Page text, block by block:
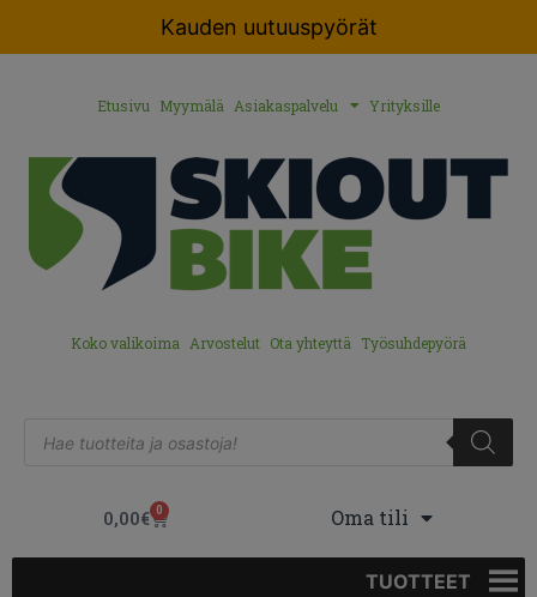
Kauden uutuuspyörät
Etusivu Myymälä Asiakaspalvelu Yrityksille
Koko valikoima Arvostelut Ota yhteyttä Työsuhdepyörä
0,00€ 0 Oma tili
TUOTTEET